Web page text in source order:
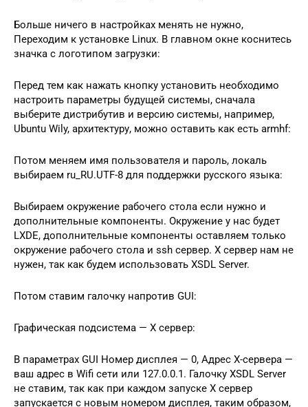
Больше ничего в настройках менять не нужно,
Переходим к установке Linux. В главном окне коснитесь
значка с логотипом загрузки:
Перед тем как нажать кнопку установить необходимо
настроить параметры будущей системы, сначала
выберите дистрибутив и версию системы, например,
Ubuntu Wily, архитектуру, можно оставить как есть armhf:
Потом меняем имя пользователя и пароль, локаль
выбираем ru_RU.UTF-8 для поддержки русского языка:
Выбираем окружение рабочего стола если нужно и
дополнительные компоненты. Окружение у нас будет
LXDE, дополнительные компоненты оставляем только
окружение рабочего стола и ssh сервер. Х сервер нам не
нужен, так как будем использовать XSDL Server.
Потом ставим галочку напротив GUI:
Графическая подсистема — Х сервер:
В параметрах GUI Номер дисплея — 0, Адрес Х-сервера —
ваш адрес в Wifi сети или 127.0.0.1. Галочку XSDL Server
не ставим, так как при каждом запуске Х сервер
запускается с новым номером дисплея, таким образом,